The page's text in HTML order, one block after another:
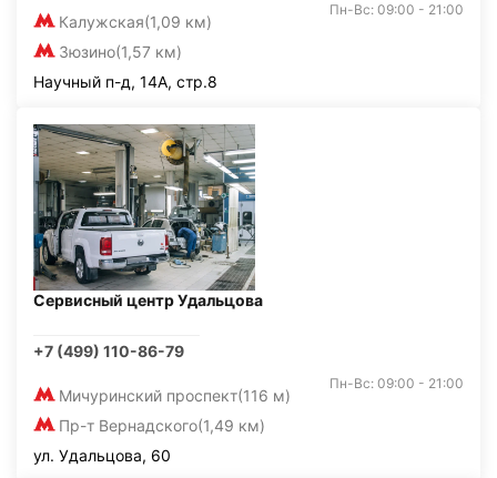
Калужская(1,09 км)
Зюзино(1,57 км)
Пн-Вс: 09:00 - 21:00
Научный п-д, 14А, стр.8
Сервисный центр Удальцова
+7 (499) 110-86-79
Мичуринский проспект(116 м)
Пр-т Вернадского(1,49 км)
Пн-Вс: 09:00 - 21:00
ул. Удальцова, 60